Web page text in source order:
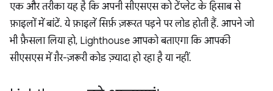
एक और तरीका यह है कि अपनी सीएसएस को टेंप्लेट के हिसाब से
फ़ाइलों में बांटें. ये फ़ाइलें सिर्फ़ ज़रूरत पड़ने पर लोड होती हैं. आपने जो
भी फ़ैसला लिया हो, Lighthouse आपको बताएगा कि आपकी
सीएसएस में ग़ैर-ज़रूरी कोड ज़्यादा हो रहा है या नहीं.